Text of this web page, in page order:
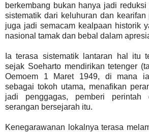
berkembang bukan hanya jadi
sistematik dari keluhuran dan
juga jadi semacam kealpaan historik
nasional tamak dan bebal dalam
Ia terasa sistematik lantaran hal itu
sejak Soeharto mendirikan tetenger
Oemoem 1 Maret 1949, di mana
sebagai tokoh utama, menafikan
jadi penggagas, pemberi perintah
serangan bersejarah itu.
Kenegarawanan lokalnya terasa